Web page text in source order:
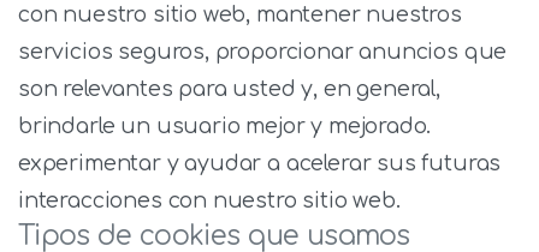
con nuestro sitio web, mantener nuestros
servicios seguros, proporcionar anuncios que
son relevantes para usted y, en general,
brindarle un usuario mejor y mejorado.
experimentar y ayudar a acelerar sus futuras
interacciones con nuestro sitio web.
Tipos de cookies que usamos